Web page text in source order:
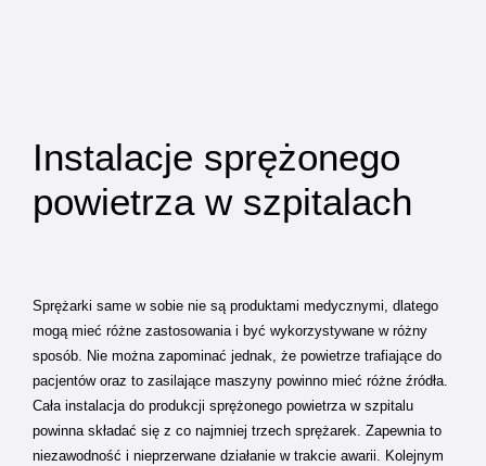
Instalacje sprężonego
powietrza w szpitalach
Sprężarki same w sobie nie są produktami medycznymi, dlatego
mogą mieć różne zastosowania i być wykorzystywane w różny
sposób. Nie można zapominać jednak, że powietrze trafiające do
pacjentów oraz to zasilające maszyny powinno mieć różne źródła.
Cała instalacja do produkcji sprężonego powietrza w szpitalu
powinna składać się z co najmniej trzech sprężarek. Zapewnia to
niezawodność i nieprzerwane działanie w trakcie awarii. Kolejnym